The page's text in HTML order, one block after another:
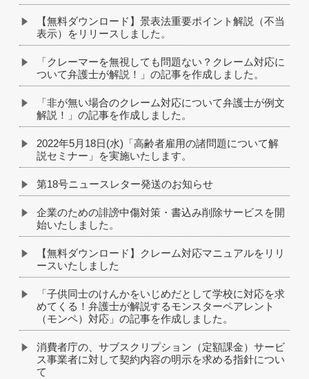
【無料ダウンロード】景表法重要ポイント解説（不当
表示）をリリースしました。
「クレーマーを無視しても問題ない？クレーム対応に
ついて弁護士が解説！」の記事を作成しました。
「非が無い場合のクレーム対応について弁護士が例文
解説！」の記事を作成しました。
2022年5月18日(水)「高齢者雇用の諸問題について解
説セミナー」を実施いたします。
第18号ニュースレター発送のお知らせ
企業のための誹謗中傷対策・書込み削除サービスを開
始いたしました。
【無料ダウンロード】クレーム対応マニュアルをリリ
ースいたしました
「子供同士のけんかをいじめだとして学校に対応を求
めてくる！弁護士が解説するモンスターペアレント
（モンペ）対応」の記事を作成しました。
消費者庁の、サブスクリプション（定額課金）サービ
ス事業者に対して契約内容の明示を求める指針につい
て